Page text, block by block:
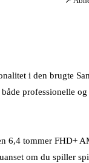
i den brugte
professionelle
6,4 tommer FHD+
om du spiller